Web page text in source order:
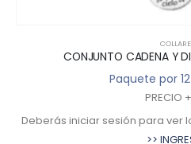
CONJUNTO CADENA Y
Paquete por
PRECIO
Deberás iniciar sesión para ver
>>